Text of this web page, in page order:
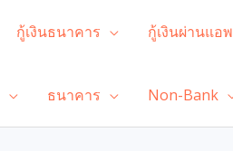
กู้เงินธนาคาร กู้เงินผ่านแอพ
ธนาคาร Non-Bank